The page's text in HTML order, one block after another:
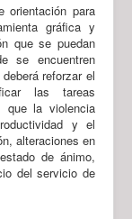
orientación para
gráfica y
que se puedan
se encuentren
reforzar el
las tareas
que la violencia
y el
alteraciones en
de ánimo,
del servicio de